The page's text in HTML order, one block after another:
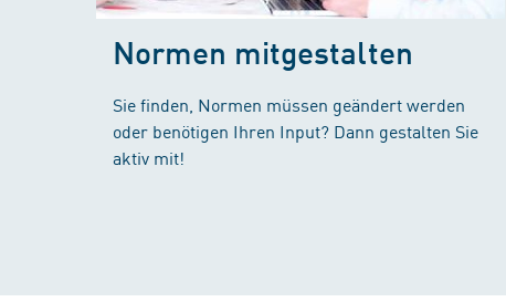
Normen mitgestalten
Sie finden, Normen müssen geändert werden
oder benötigen Ihren Input? Dann gestalten Sie
aktiv mit!